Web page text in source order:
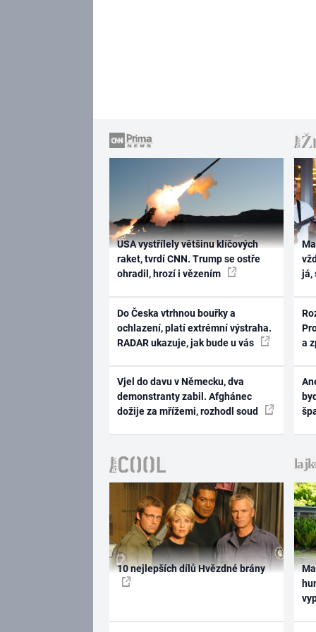
USA vystřílely většinu klíčových
raket, tvrdí CNN. Trump se ostře
ohradil, hrozí i vězením
Do Česka vtrhnou bouřky a
ochlazení, platí extrémní výstraha.
RADAR ukazuje, jak bude u vás
Vjel do davu v Německu, dva
demonstranty zabil. Afghánec
dožije za mřížemi, rozhodl soud
já,
a
10 nejlepších dílů Hvězdné brány